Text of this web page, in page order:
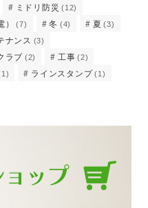
ミドリ防災 (12)
(7) 冬 (4) 夏 (3)
ナンス (3)
ラブ (2) 工事 (2)
ラインスタンプ (1)